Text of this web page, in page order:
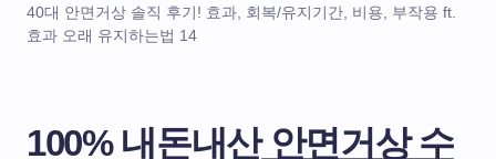
40대 안면거상 솔직 후기! 효과, 회복/유지기간, 비용, 부작용 ft.
효과 오래 유지하는법 14
100% 내돈내산 안면거상 수